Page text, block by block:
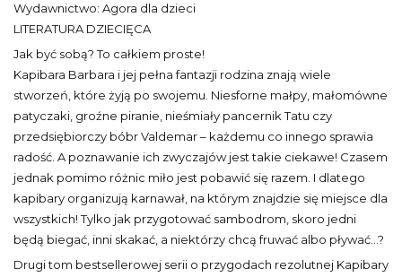
Wydawnictwo: Agora dla dzieci
LITERATURA DZIECIĘCA
Jak być sobą? To całkiem proste!
Kapibara Barbara i jej pełna fantazji rodzina znają wiele
stworzeń, które żyją po swojemu. Niesforne małpy, małomówne
patyczaki, groźne piranie, nieśmiały pancernik Tatu czy
przedsiębiorczy bóbr Valdemar – każdemu co innego sprawia
radość. A poznawanie ich zwyczajów jest takie ciekawe! Czasem
jednak pomimo różnic miło jest pobawić się razem. I dlatego
kapibary organizują karnawał, na którym znajdzie się miejsce dla
wszystkich! Tylko jak przygotować sambodrom, skoro jedni
będą biegać, inni skakać, a niektórzy chcą fruwać albo pływać…?
Drugi tom bestsellerowej serii o przygodach rezolutnej Kapibary